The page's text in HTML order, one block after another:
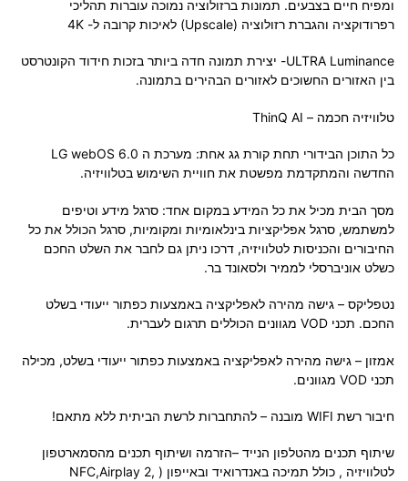
ומפיח חיים בצבעים. תמונות ברזולוציה נמוכה עוברות תהליכי
רפרודוקציה והגברת רזולוציה (Upscale) לאיכות קרובה ל- 4K
ULTRA Luminance- יצירת תמונה חדה ביותר בזכות חידוד הקונטרסט
בין האזורים החשוכים לאזורים הבהירים בתמונה.
טלוויזיה חכמה – ThinQ AI
כל התוכן הבידורי תחת קורת גג אחת: מערכת ה LG webOS 6.0
החדשה והמתקדמת מפשטת את חוויית השימוש בטלוויזיה.
מסך הבית מכיל את כל המידע במקום אחד: סרגל מידע וטיפים
למשתמש, סרגל אפליקציות בינלאומיות ומקומיות, סרגל הכולל את כל
החיבורים והכניסות לטלוויזיה, דרכו ניתן גם לחבר את השלט החכם
כשלט אוניברסלי לממיר ולסאונד בר.
נטפליקס – גישה מהירה לאפליקציה באמצעות כפתור ייעודי בשלט
החכם. תכני VOD מגוונים הכוללים תרגום לעברית.
אמזון – גישה מהירה לאפליקציה באמצעות כפתור ייעודי בשלט, מכילה
תכני VOD מגוונים.
חיבור רשת WIFI מובנה – להתחברות לרשת הביתית ללא מתאם!
שיתוף תכנים מהטלפון הנייד –הזרמה ושיתוף תכנים מהסמארטפון
לטלוויזיה , כולל תמיכה באנדרואיד ובאייפון ( NFC,Airplay 2,